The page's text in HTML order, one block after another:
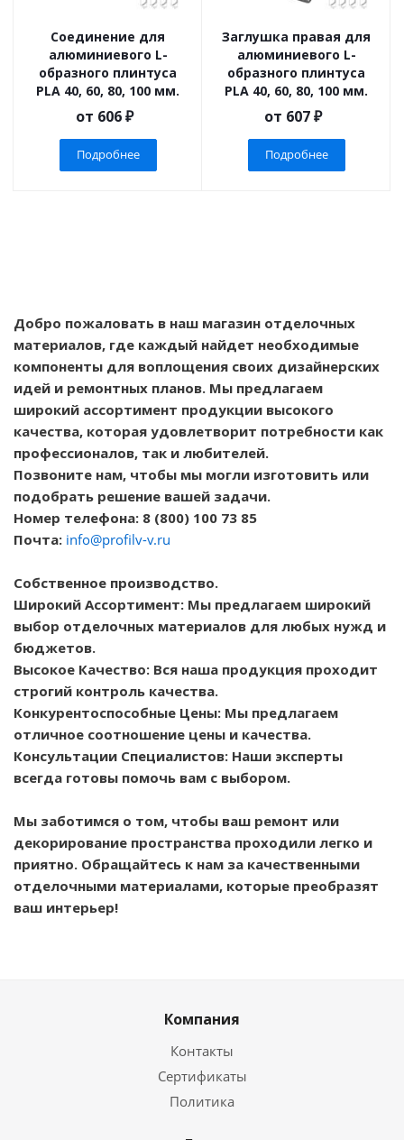
Соединение для
алюминиевого L-
образного плинтуса
PLA 40, 60, 80, 100 мм.
от 606 ₽
Подробнее
Заглушка правая для
алюминиевого L-
образного плинтуса
PLA 40, 60, 80, 100 мм.
от 607 ₽
Подробнее
Добро пожаловать в наш магазин отделочных
материалов, где каждый найдет необходимые
компоненты для воплощения своих дизайнерских
идей и ремонтных планов. Мы предлагаем
широкий ассортимент продукции высокого
качества, которая удовлетворит потребности как
профессионалов, так и любителей.
Позвоните нам, чтобы мы могли изготовить или
подобрать решение вашей задачи.
Номер телефона: 8 (800) 100 73 85
Почта: info@profilv-v.ru
Собственное производство.
Широкий Ассортимент: Мы предлагаем широкий
выбор отделочных материалов для любых нужд и
бюджетов.
Высокое Качество: Вся наша продукция проходит
строгий контроль качества.
Конкурентоспособные Цены: Мы предлагаем
отличное соотношение цены и качества.
Консультации Специалистов: Наши эксперты
всегда готовы помочь вам с выбором.
Мы заботимся о том, чтобы ваш ремонт или
декорирование пространства проходили легко и
приятно. Обращайтесь к нам за качественными
отделочными материалами, которые преобразят
ваш интерьер!
Компания
Контакты
Сертификаты
Политика